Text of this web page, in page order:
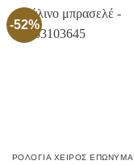
-52%
ΡΟΛΌΓΙΑ ΧΕΙΡΌΣ ΕΠΏΝΥΜΑ